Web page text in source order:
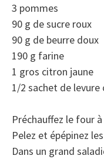
3 pommes
90 g de sucre roux
90 g de beurre doux
190 g farine
1 gros citron jaune
1/2 sachet de levure
Préchauffez le four à
Pelez et épépinez
Dans un grand